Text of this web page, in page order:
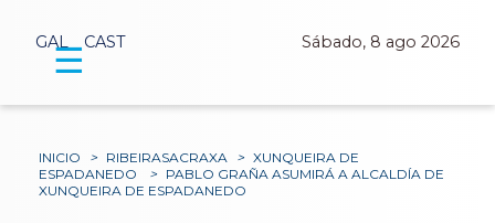
GAL CAST Sábado, 8 ago 2026
☰
INICIO > RIBEIRASACRAXA > XUNQUEIRA DE
ESPADANEDO
> PABLO GRAÑA ASUMIRÁ A ALCALDÍA DE
XUNQUEIRA DE ESPADANEDO